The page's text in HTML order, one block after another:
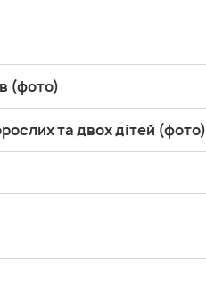
(фото)
та двох дітей (фото)